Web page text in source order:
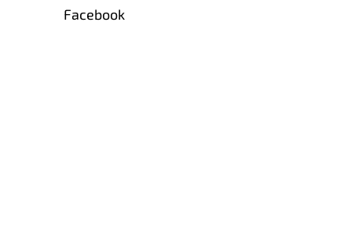
Facebook